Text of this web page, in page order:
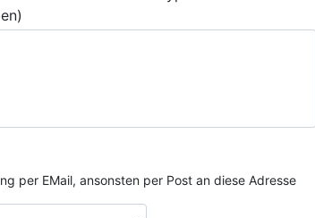
per EMail, ansonsten per Post an diese Adresse